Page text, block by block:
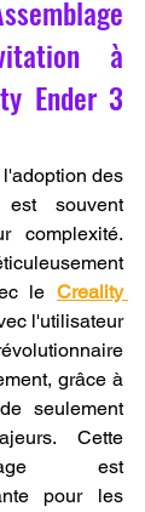
à
Ender 3
des
est souvent
complexité.
le Creality
l'utilisateur
grâce à
seulement
Cette
est
pour les